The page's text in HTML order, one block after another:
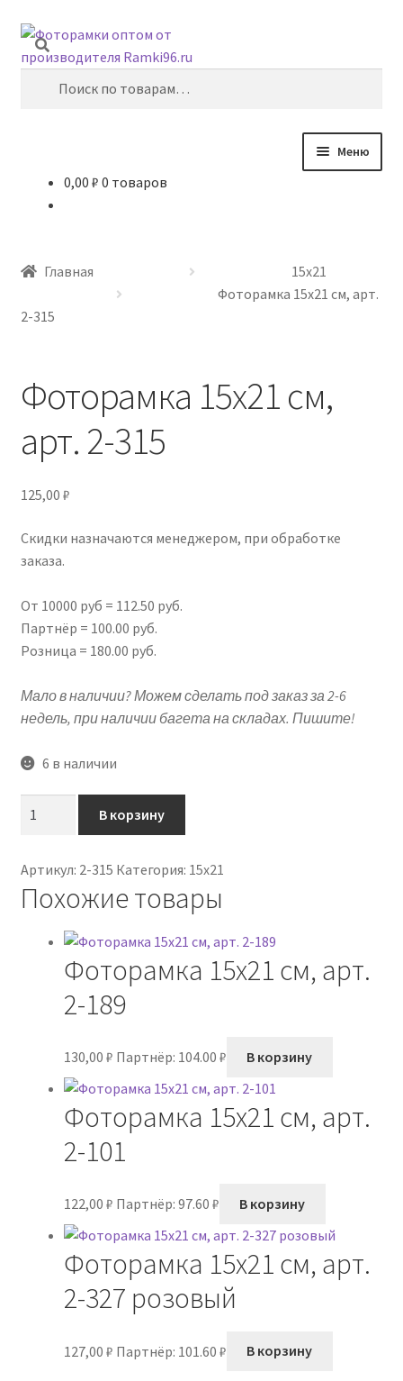
Перейти
к
Перейти
к
Поиск
Меню
30х40
Подрамники
0,00 ₽ 0 товаров
Главная
15х21
Фоторамка 15х21 см, арт.
2-315
Фоторамка 15х21 см,
арт. 2-315
125,00 ₽
Скидки назначаются менеджером, при обработке
заказа.
От 10000 руб = 112.50 руб.
Партнёр = 100.00 руб.
Розница = 180.00 руб.
Мало в наличии? Можем сделать под заказ за 2-6
недель, при наличии багета на складах. Пишите!
6 в наличии
15х21
см,
В корзину
Артикул: 2-315 Категория: 15х21
Похожие товары
Фоторамка 15х21 см, арт.
2-189
130,00 ₽ Партнёр: 104.00 ₽ В корзину
Фоторамка 15х21 см, арт.
2-101
122,00 ₽ Партнёр: 97.60 ₽ В корзину
Фоторамка 15х21 см, арт.
2-327 розовый
127,00 ₽ Партнёр: 101.60 ₽ В корзину